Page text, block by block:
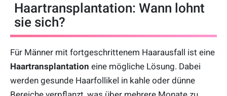
Haartransplantation: Wann lohnt
sie sich?
Für Männer mit fortgeschrittenem Haarausfall ist eine
Haartransplantation eine mögliche Lösung. Dabei
werden gesunde Haarfollikel in kahle oder dünne